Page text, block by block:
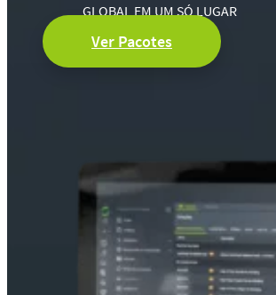
GLOBAL EM UM SÓ LUGAR
Ver Pacotes